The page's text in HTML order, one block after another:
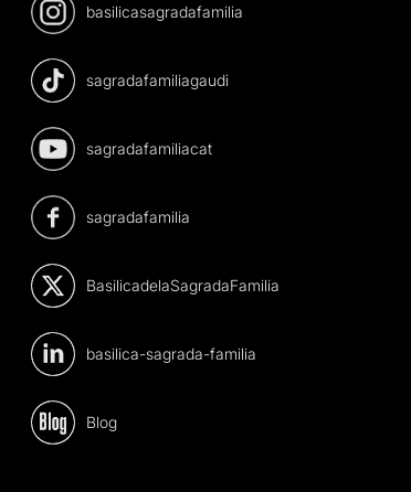
basilicasagradafamilia
sagradafamiliagaudi
sagradafamiliacat
sagradafamilia
BasilicadelaSagradaFamilia
basilica-sagrada-familia
Blog